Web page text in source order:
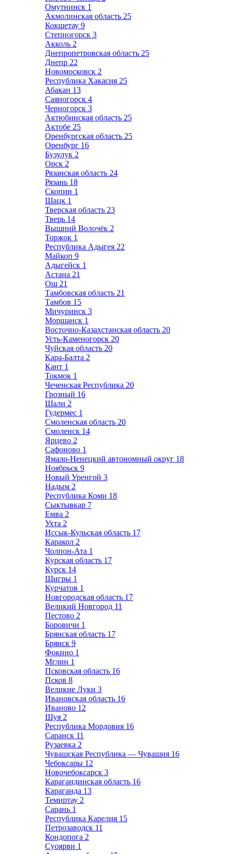
Омутнинск 1
Акмолинская область 25
Кокшетау 9
Степногорск 3
Акколь 2
Днепропетровская область 25
Днепр 22
Новомосковск 2
Республика Хакасия 25
Абакан 13
Саяногорск 4
Черногорск 3
Актюбинская область 25
Актобе 25
Оренбургская область 25
Оренбург 16
Бузулук 2
Орск 2
Рязанская область 24
Рязань 18
Скопин 1
Шацк 1
Тверская область 23
Тверь 14
Вышний Волочёк 2
Торжок 1
Республика Адыгея 22
Майкоп 9
Адыгейск 1
Астана 21
Ош 21
Тамбовская область 21
Тамбов 15
Мичуринск 3
Моршанск 1
Восточно-Казахстанская область 20
Усть-Каменогорск 20
Чуйская область 20
Кара-Балта 2
Кант 1
Токмок 1
Чеченская Республика 20
Грозный 16
Шали 2
Гудермес 1
Смоленская область 20
Смоленск 14
Ярцево 2
Сафоново 1
Ямало-Ненецкий автономный округ 18
Ноябрьск 9
Новый Уренгой 3
Надым 2
Республика Коми 18
Сыктывкар 7
Емва 2
Ухта 2
Иссык-Кульская область 17
Каракол 2
Чолпон-Ата 1
Курская область 17
Курск 14
Щигры 1
Курчатов 1
Новгородская область 17
Великий Новгород 11
Пестово 2
Боровичи 1
Брянская область 17
Брянск 9
Фокино 1
Мглин 1
Псковская область 16
Псков 8
Великие Луки 3
Ивановская область 16
Иваново 12
Шуя 2
Республика Мордовия 16
Саранск 11
Рузаевка 2
Чувашская Республика — Чувашия 16
Чебоксары 12
Новочебоксарск 3
Карагандинская область 16
Караганда 13
Темиртау 2
Сарань 1
Республика Карелия 15
Петрозаводск 11
Кондопога 2
Суоярви 1